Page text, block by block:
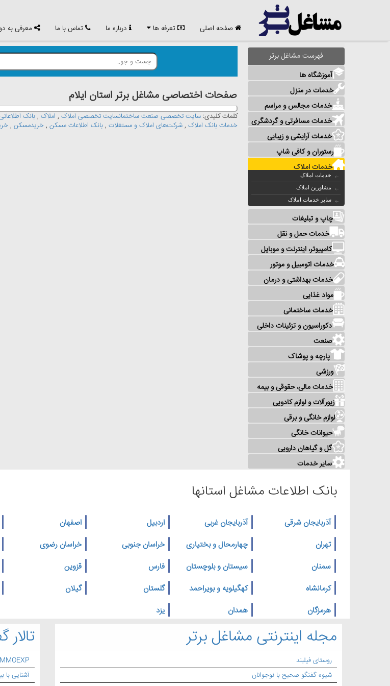
صفحه اصلی تعرفه ها درباره ما تماس با ما معرفی به
فهرست مشاغل برتر
آموزشگاه ها
خدمات در منزل
خدمات مجالس و مراسم
خدمات مسافرتی و گردشگری
خدمات آرایشی و زیبایی
رستوران و کافی شاپ
خدمات املاک
خدمات املاک
مشاورین املاک
سایر خدمات املاک
چاپ و تبلیغات
خدمات حمل و نقل
کامپیوتر، اینترنت و موبایل
خدمات اتومبیل و موتور
خدمات بهداشتی و درمان
مواد غذایی
خدمات ساختمانی
دکوراسیون و تزئینات داخلی
صنعت
پارچه و پوشاک
ورزشی
خدمات مالی، حقوقی و بیمه
زیورآلات و لوازم کادویی
لوازم خانگی و برقی
حیوانات خانگی
گل و گیاهان دارویی
سایر خدمات
صفحات اختصاصی مشاغل برتر استان ايلام
کلمات کلیدی: سایت تخصصی صنعت ساختمانسایت تخصصی املاک , املاک , بانک
خدمات بانک املاک , شرکت‌های املاک و مستغلات , بانک اطلاعات مسکن , خریدمسکن ,
بانک اطلاعات مشاغل استانها
آذربایجان شرقی آذربایجان غربی اردبیل اصفهان
تهران
چهارمحال و بختیاری خراسان جنوبی خراسان رضوی
سمنان
سیستان و بلوچستان فارس قزوین
کرمانشاه
کهگیلویه و بویراحمد گلستان گیلان
هرمزگان
همدان یزد
آشنایی با
مجله اینترنتی مشاغل برتر
روستای فیلبند
شیوه گفتگو صحیح با نوجوانان